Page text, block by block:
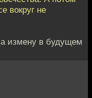
вокруг не
измену в будущем